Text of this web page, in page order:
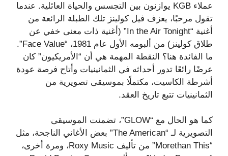
عملاء KGB يوازنون بين التجسس والحياة العائلية. عندما
تقول مرحبًا، يعزف فيل كولينز تلك الطبلة الرائعة من
أغنية “In the Air Tonight” (أغنية ذات معنى خفي عن
طلاق كولينز) من ألبومه الأول عام 1981، “Face Value”.
ما الفائدة هنا؟ النقطة المهمة هي أن “الأمريكيون” كان
عرضًا رائعًا تدور أحداثه في الثمانينيات وأتاح فرصة عودة
أشرطة الكاسيت، مكتملًا بموسيقى تصويرية من
الثمانينيات تتبع تاريخ العقد.
كما هو الحال مع “GLOW”، تضمنت الموسيقى
التصويرية لـ “The American” بعض الأغاني الناجحة، مثل
“Morethan This” من تأليف Roxy Music، ومرة ​​أخرى،